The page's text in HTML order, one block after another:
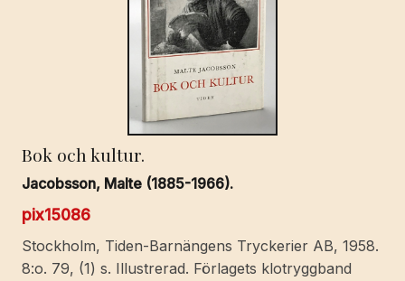
Bok och kultur.
Jacobsson, Malte (1885-1966).
pix15086
Stockholm, Tiden-Barnängens Tryckerier AB, 1958.
8:o. 79, (1) s. Illustrerad. Förlagets klotryggband